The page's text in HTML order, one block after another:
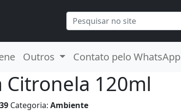
Outros Contato pelo WhatsApp
Citronela 120ml
Categoria: Ambiente